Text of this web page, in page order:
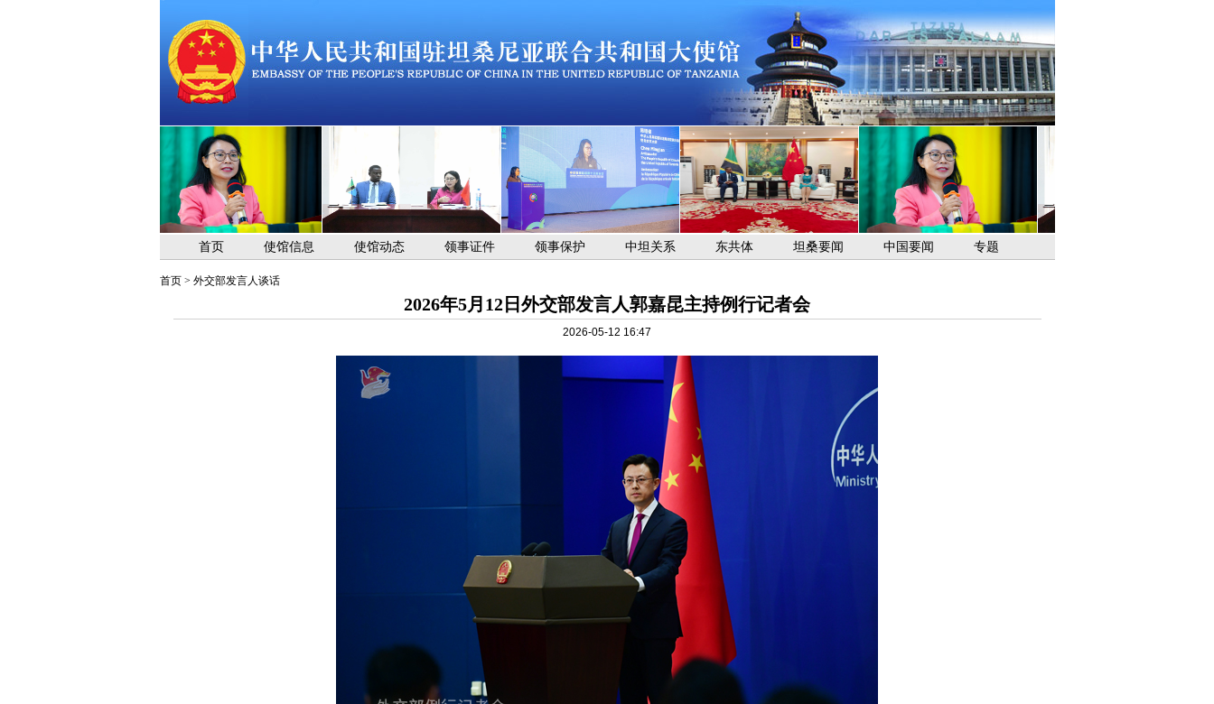
首页 使馆信息 使馆动态 领事证件 领事保护 中坦关系 东共体 坦桑要闻 中国要闻 专题
首页> 外交部发言人谈话
2026年5月12日外交部发言人郭嘉昆主持例行记者会
2026-05-12 16:47